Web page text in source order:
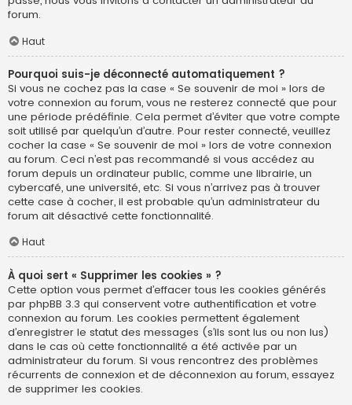
forum.
Haut
Pourquoi suis-je déconnecté automatiquement ?
Si vous ne cochez pas la case « Se souvenir de moi » lors de
votre connexion au forum, vous ne resterez connecté que pour
une période prédéfinie. Cela permet d’éviter que votre compte
soit utilisé par quelqu’un d’autre. Pour rester connecté, veuillez
cocher la case « Se souvenir de moi » lors de votre connexion
au forum. Ceci n’est pas recommandé si vous accédez au
forum depuis un ordinateur public, comme une librairie, un
cybercafé, une université, etc. Si vous n’arrivez pas à trouver
cette case à cocher, il est probable qu’un administrateur du
forum ait désactivé cette fonctionnalité.
Haut
À quoi sert « Supprimer les cookies » ?
Cette option vous permet d’effacer tous les cookies générés
par phpBB 3.3 qui conservent votre authentification et votre
connexion au forum. Les cookies permettent également
d’enregistrer le statut des messages (s’ils sont lus ou non lus)
dans le cas où cette fonctionnalité a été activée par un
administrateur du forum. Si vous rencontrez des problèmes
récurrents de connexion et de déconnexion au forum, essayez
de supprimer les cookies.